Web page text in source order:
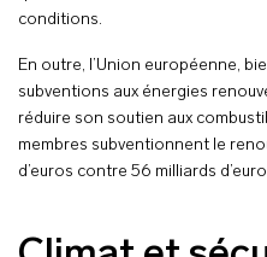
conditions.
En outre, l’Union européenne,
subventions aux énergies
réduire son soutien aux
membres subventionnent le
d’euros contre 56 milliards